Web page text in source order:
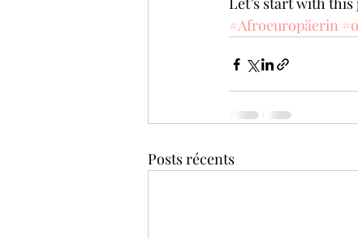
#Afroeuropäerin
Posts récents